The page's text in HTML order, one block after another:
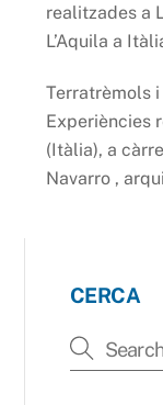
realitzades a
L’Aquila a
Terratrèmols
Experiències
(Itàlia), a
Navarro ,
CERCA